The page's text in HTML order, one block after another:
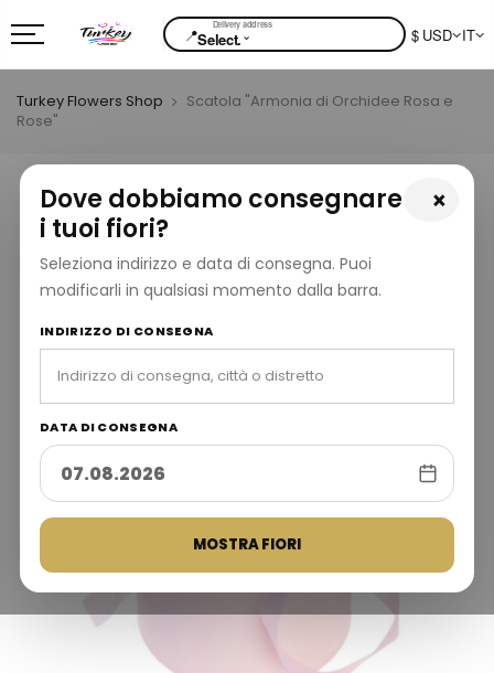
📍Select.⌄ $ USD IT
×
Dove dobbiamo consegnare
i tuoi fiori?
Seleziona indirizzo e data di consegna. Puoi
modificarli in qualsiasi momento dalla barra.
INDIRIZZO DI CONSEGNA
DATA DI CONSEGNA
MOSTRA FIORI
Turkey Flowers Shop
Scatola "Armonia di Orchidee Rosa e
Rose"